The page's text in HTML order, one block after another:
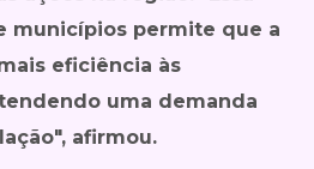
municípios permite que a
eficiência às
uma demanda
afirmou.